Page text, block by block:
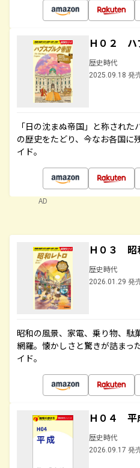
Ｈ０２ ハ
歴史時代
2025.09.18 発
「日の沈まぬ帝国」と称され
の歴史をたどり、今なお各国に
イド。
AD
Ｈ０３ 昭
歴史時代
2026.01.29 発
昭和の風景、家電、乗り物、駄
網羅。懐かしさと驚きが詰まっ
イド。
Ｈ０４ 平
歴史時代
2026.09.17 発